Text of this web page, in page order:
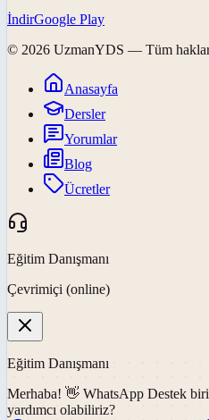
İndirGoogle Play
© 2026 UzmanYDS — Tüm
Anasayfa
Dersler
Yorumlar
Blog
Ücretler
Eğitim Danışmanı
Çevrimiçi (online)
Eğitim Danışmanı
Merhaba! 👋 WhatsApp Destek
yardımcı olabiliriz?